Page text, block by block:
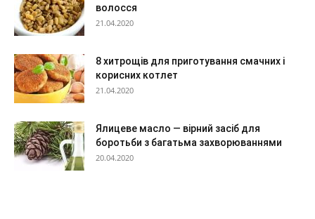
волосся
21.04.2020
8 хитрощів для приготування смачних і
корисних котлет
21.04.2020
Ялицеве масло — вірний засіб для
боротьби з багатьма захворюваннями
20.04.2020